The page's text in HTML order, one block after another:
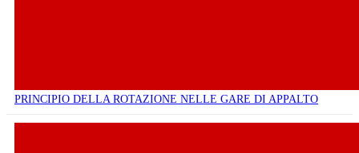
PRINCIPIO DELLA ROTAZIONE NELLE GARE DI APPALTO